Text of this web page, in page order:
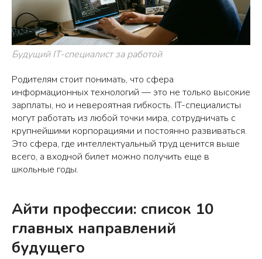
Будущий IT-специалист за работой
Родителям стоит понимать, что сфера
информационных технологий — это не только высокие
зарплаты, но и невероятная гибкость. IT-специалисты
могут работать из любой точки мира, сотрудничать с
крупнейшими корпорациями и постоянно развиваться.
Это сфера, где интеллектуальный труд ценится выше
всего, а входной билет можно получить еще в
школьные годы.
Айти профессии: список 10
главных направлений
будущего